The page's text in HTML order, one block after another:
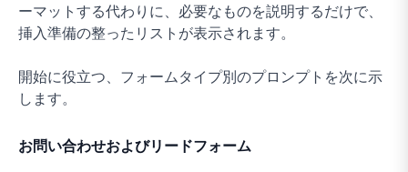
ーマットする代わりに、必要なものを説明するだけで、
挿入準備の整ったリストが表示されます。
開始に役立つ、フォームタイプ別のプロンプトを次に示
します。
お問い合わせおよびリードフォーム